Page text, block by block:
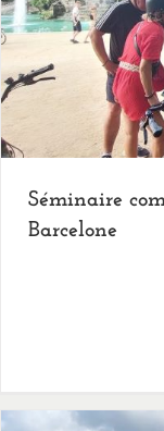
Séminaire
Barcelone